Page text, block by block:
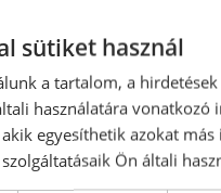
Rendelésre
sütiket használ
a tartalom, a
használatára
egyesíthetik azokat
Ön általi